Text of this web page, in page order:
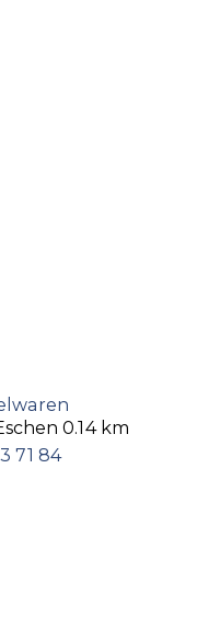
0.14 km
71 84